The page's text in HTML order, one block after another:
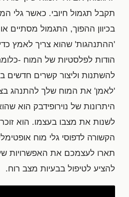
תקבל תגמול חיובי. כאשר גלי
בכיוון ההפוך, התגמול מסתיים
'ההתנהגות' שהוא צריך לאמץ
הודות לפלסטיות של המוח -
להשתנות וליצור קשרים חדשים
'לאמן' את המוח שלך להתנהג
היתרונות של נוירופידבק הוא
לשנות את מצבו בעצמו. הוא
הקשורה לדפוסי גלי מוח
תארו לעצמכם את האפשרויות
להציע לטיפול בבעיות מצב רוח.